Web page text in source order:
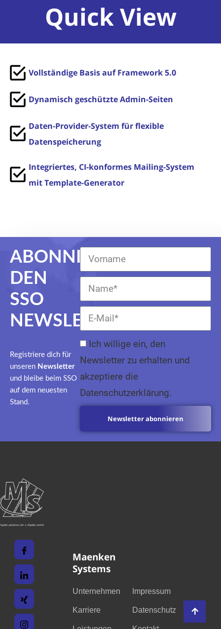
Quick View
Vollständige Basis auf Framework 5.0
Dynamisch geschützte Admin-Seiten
Daten-Provider-System für flexible
Datenspeicherung
Integriertes, CI-konformes Mailing-System
mit Template-Generator
ABONNIERE
DEN
SSO
NEWSLETTER
Registriere dich für
unseren Newsletter
und bleibe beim SSO
auf dem neuesten
Stand.
Ich willige ein, den
Newsletter zu erhalten und
akzeptiere die
Datenschutzerklärung.
Newsletter abonnieren
Maenken
Systems
Unternehmen
Karriere
Impressum
Datenschutz